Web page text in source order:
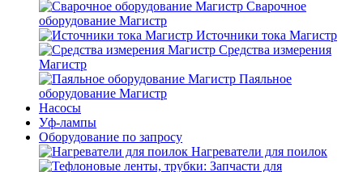
Сварочное
оборудование Магистр
Источники тока Магистр
Средства измерения
Магистр
Паяльное
оборудование Магистр
Насосы
Уф-лампы
Оборудование по запросу
Нагреватели для поилок